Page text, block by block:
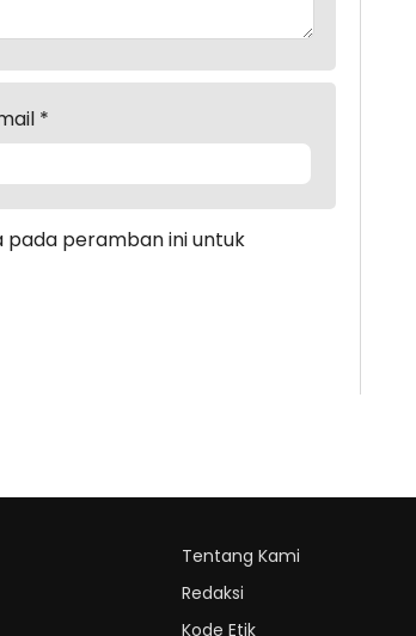
*
pada peramban ini untuk
Tentang Kami
Redaksi
Kode Etik